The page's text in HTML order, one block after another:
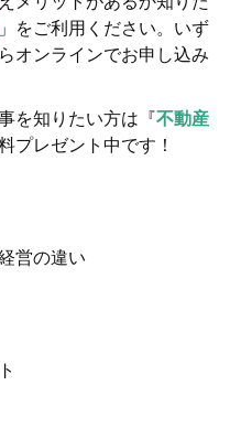
」をご利用ください。いず
オンラインでお申し込み
を知りたい方は『不動産
プレゼント中です！
営の違い